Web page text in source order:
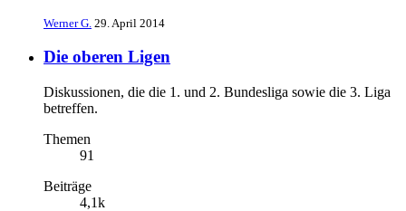
Werner G. 29. April 2014
Die oberen Ligen
Diskussionen, die die 1. und 2. Bundesliga sowie die 3. Liga
betreffen.
Themen
91
Beiträge
4,1k